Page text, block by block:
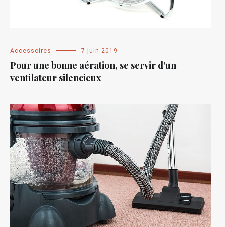
Accessoires 7 juin 2019
Pour une bonne aération, se servir d’un
ventilateur silencieux